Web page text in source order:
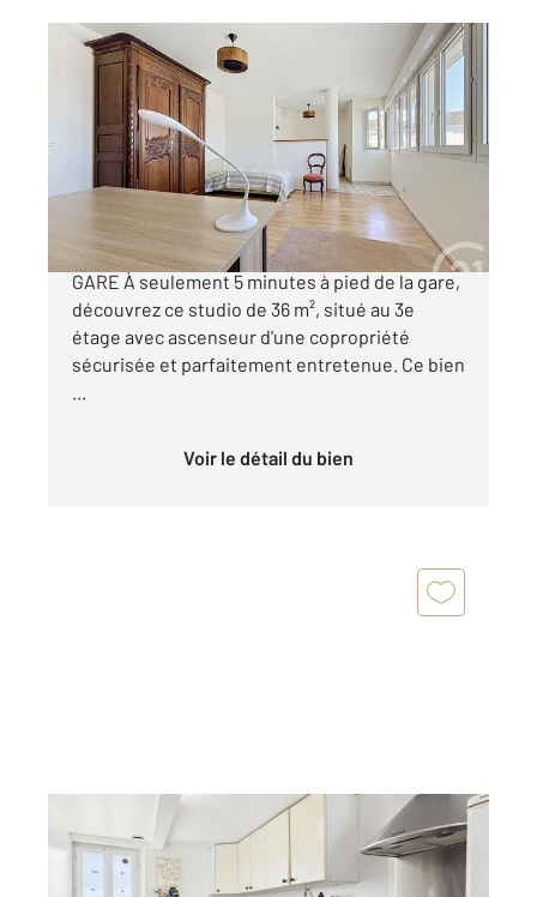
CHARTRES 28
36,26 m2, 1 pièce
Ref : 27909
Appartement Studio à vendre
89 000 €
STUDIO AVEC PARKING - 5 MIN A PIED DE LA
GARE À seulement 5 minutes à pied de la gare,
découvrez ce studio de 36 m², situé au 3e
étage avec ascenseur d'une copropriété
sécurisée et parfaitement entretenue. Ce bien
...
Voir le détail du bien
FONTAINE LA GUYON 28
143,88 m
, 4 pièces
Ref : 25995